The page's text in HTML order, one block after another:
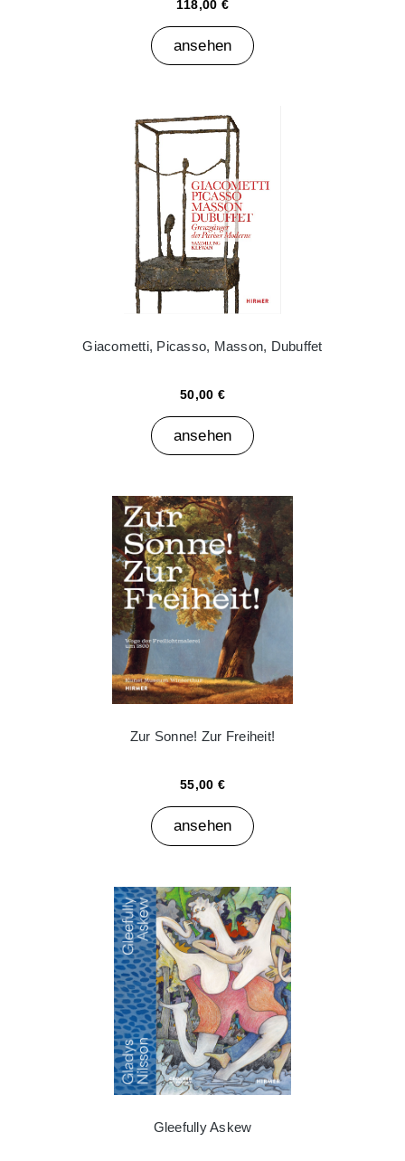
118,00 €
ansehen
Giacometti, Picasso, Masson, Dubuffet
50,00 €
ansehen
Zur Sonne! Zur Freiheit!
55,00 €
ansehen
Gleefully Askew